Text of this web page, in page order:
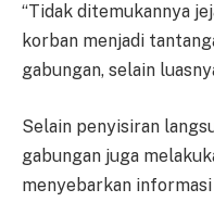
“Tidak ditemukannya
korban menjadi
gabungan, selain
Selain penyisiran
gabungan juga
menyebarkan